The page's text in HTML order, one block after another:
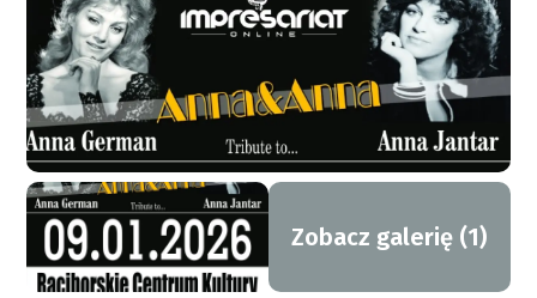
Zobacz galerię (1)